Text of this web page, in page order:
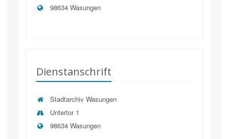
98634 Wasungen
Dienstanschrift
Stadtarchiv Wasungen
Untertor 1
98634 Wasungen